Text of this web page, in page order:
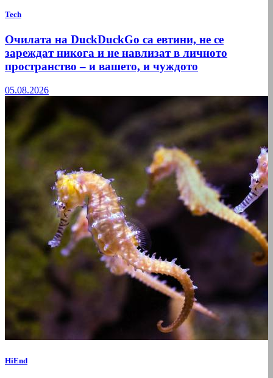
Tech
Очилата на DuckDuckGo са евтини, не се
зареждат никога и не навлизат в личното
пространство – и вашето, и чуждото
05.08.2026
HiEnd